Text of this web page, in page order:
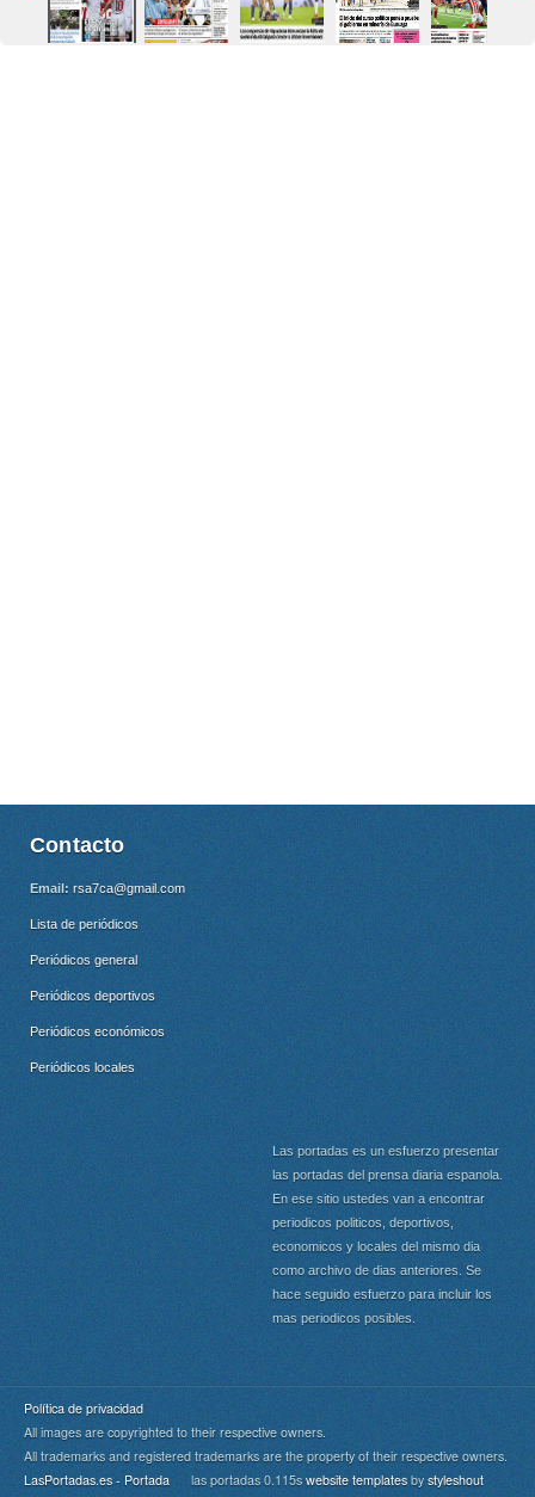
Contacto
Email: rsa7ca@gmail.com
Lista de periódicos
Periódicos general
Periódicos deportivos
Periódicos económicos
Periódicos locales
Las portadas es un esfuerzo presentar
las portadas del prensa diaria espanola.
En ese sitio ustedes van a encontrar
periodicos politicos, deportivos,
economicos y locales del mismo dia
como archivo de dias anteriores. Se
hace seguido esfuerzo para incluir los
mas periodicos posibles.
Política de privacidad
All images are copyrighted to their respective owners.
All trademarks and registered trademarks are the property of their respective owners.
LasPortadas.es - Portada las portadas 0.115s website templates bystyleshout